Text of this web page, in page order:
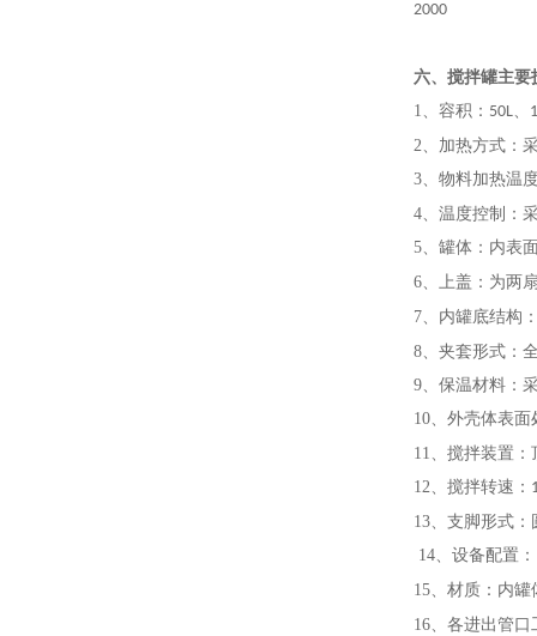
2000
六、搅拌罐主要
1、容积： 50L、
2、加热方式：
3、物料加热温
4、温度控制：
5、罐体：内表
6、上盖：为两
7、内罐底结构
8、夹套形式：
9、保温材料：
10、外壳体表面
11、搅拌装置：
12、搅拌转速：
13、支脚形式：
14、设备配置
15、材质：内罐
16、各进出管口